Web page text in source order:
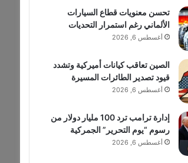
تحسن معنويات قطاع السيارات
الألماني رغم استمرار التحديات
أغسطس 6, 2026
الصين تعاقب كيانات أميركية وتشدد
قيود تصدير الطائرات المسيرة
أغسطس 6, 2026
إدارة ترامب ترد 100 مليار دولار من
رسوم “يوم التحرير” الجمركية
أغسطس 6, 2026